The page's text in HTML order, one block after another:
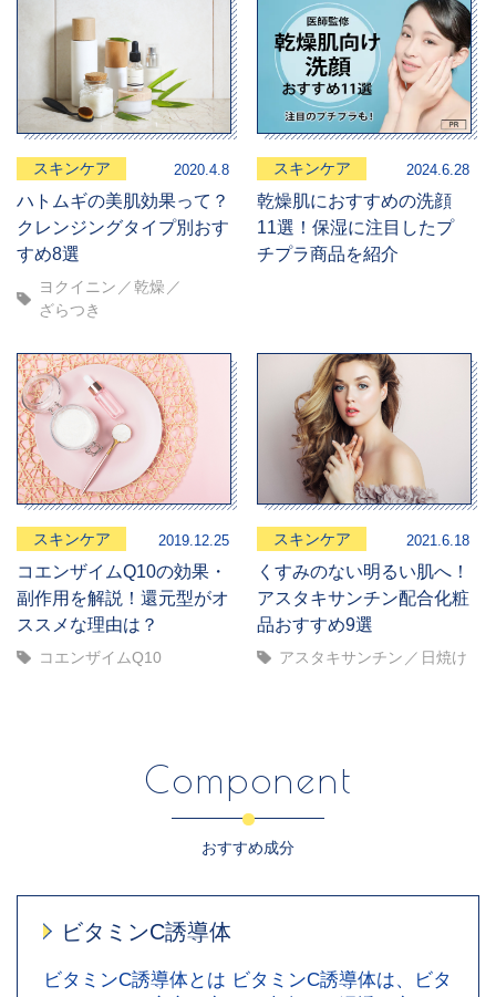
スキンケア 2020.4.8
ハトムギの美肌効果って？
クレンジングタイプ別おす
すめ8選
ヨクイニン
乾燥
ざらつき
スキンケア 2024.6.28
乾燥肌におすすめの洗顔
11選！保湿に注目したプ
チプラ商品を紹介
スキンケア 2019.12.25
コエンザイムQ10の効果・
副作用を解説！還元型がオ
ススメな理由は？
コエンザイムQ10
スキンケア 2021.6.18
くすみのない明るい肌へ！
アスタキサンチン配合化粧
品おすすめ9選
アスタキサンチン 日焼け
Component
おすすめ成分
ビタミンC誘導体
ビタミンC誘導体とは ビタミンC誘導体は、ビタ